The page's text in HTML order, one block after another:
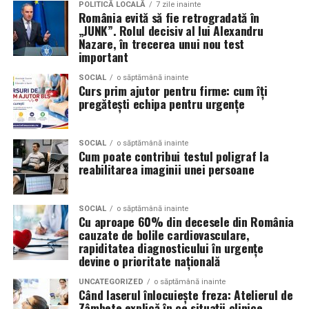
Volkswagen;
Audi;
Skoda;
Seat;
Porsche;
Opel;
Ford;
Renault și altele.
Compatibilitatea exactă trebuie verificată întotdeauna
în manualul vehiculului sau în documentația tehnică a
producătorului.
Este potrivit pentru motoarele diesel?
Da.
Aceasta nu doar că îmbunătățește percepția față de
eveniment, dar poate și atrage mai mulți participanți
care sunt interesați de susținerea unor cauze ecologice.
Promovând un eveniment “verde”, organizatorii pot
atrage atenția asupra angajamentului față de protejarea
mediului și față de responsabilitatea socială.
Participanții vor aprecia cu siguranță faptul că
organizatorii au ales să adopte soluții care protejează
natura. De asemenea, acest lucru poate contribui la
creșterea reputației evenimentului și la creșterea
numărului de participanți în edițiile viitoare.
Confortul participanților
Deși un eveniment verde presupune economii de costuri
și un impact pozitiv asupra mediului, nu trebuie să se
facă compromisuri în ceea ce privește confortul
POLITICĂ LOCALĂ 7 zile inainte
România evită să fie retrogradată în
„JUNK”. Rolul decisiv al lui Alexandru
Nazare, în trecerea unui nou test
important
SOCIAL o săptămână inainte
Curs prim ajutor pentru firme: cum îți
pregătești echipa pentru urgențe
SOCIAL o săptămână inainte
Cum poate contribui testul poligraf la
reabilitarea imaginii unei persoane
SOCIAL o săptămână inainte
Cu aproape 60% din decesele din România
cauzate de bolile cardiovasculare,
rapiditatea diagnosticului în urgențe
devine o prioritate națională
UNCATEGORIZED o săptămână inainte
Când laserul înlocuiește freza: Atelierul de